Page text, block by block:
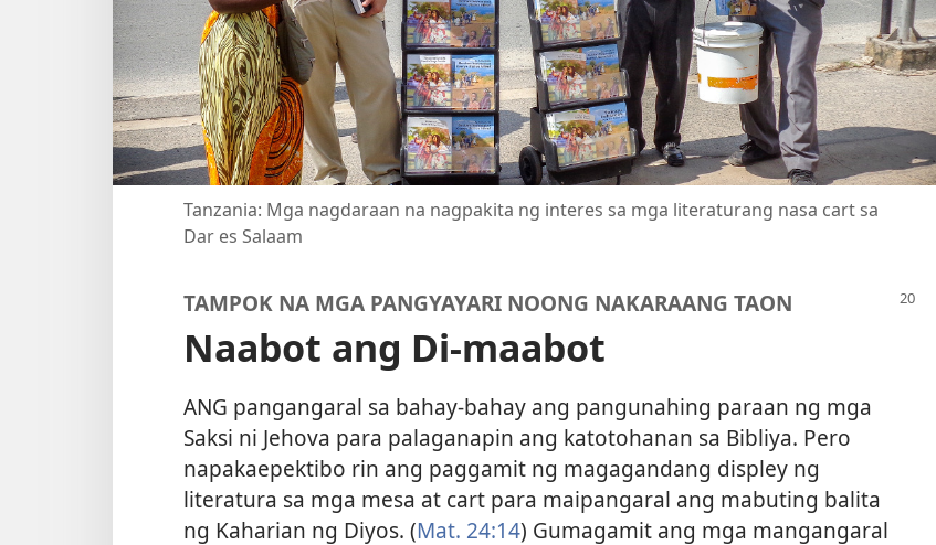
Tanzania: Mga nagdaraan na nagpakita ng interes sa mga literaturang nasa cart sa
Dar es Salaam
TAMPOK NA MGA PANGYAYARI NOONG NAKARAANG TAON
Naabot ang Di-maabot
ANG pangangaral sa bahay-bahay ang pangunahing paraan ng mga
Saksi ni Jehova para palaganapin ang katotohanan sa Bibliya. Pero
napakaepektibo rin ang paggamit ng magagandang displey ng
literatura sa mga mesa at cart para maipangaral ang mabuting balita
ng Kaharian ng Diyos. (Mat. 24:14) Gumagamit ang mga mangangaral